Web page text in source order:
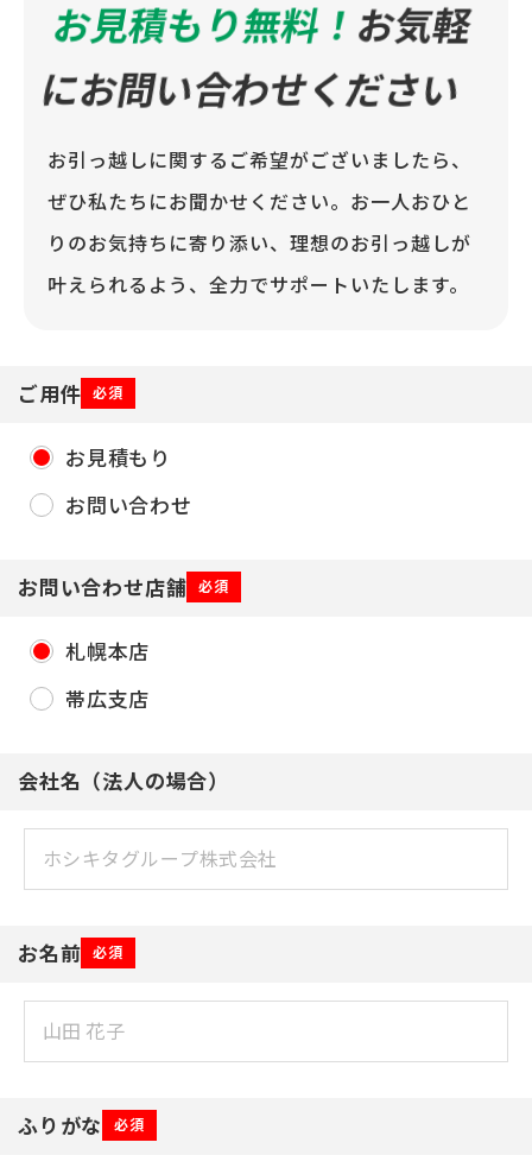
お見積もり無料！お気軽
にお問い合わせください
お引っ越しに関するご希望がございましたら、
ぜひ私たちにお聞かせください。お一人おひと
りのお気持ちに寄り添い、理想のお引っ越しが
叶えられるよう、全力でサポートいたします。
ご用件 必須
お見積もり
お問い合わせ
お問い合わせ店舗 必須
札幌本店
帯広支店
会社名（法人の場合）
お名前 必須
ふりがな 必須